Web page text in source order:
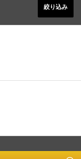
絞り込み